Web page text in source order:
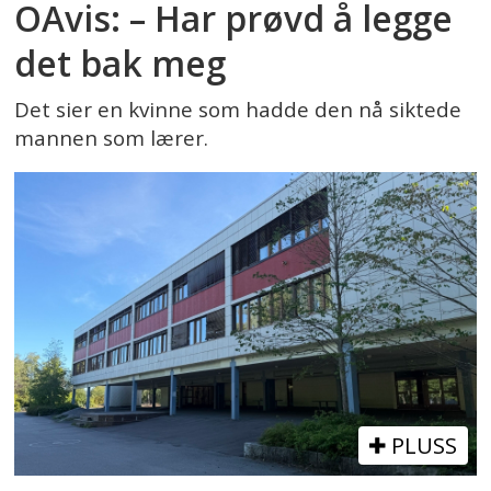
OAvis: – Har prøvd å legge
det bak meg
Det sier en kvinne som hadde den nå siktede
mannen som lærer.
PLUSS